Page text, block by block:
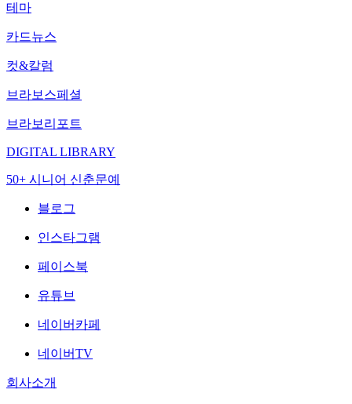
테마
카드뉴스
컷&칼럼
브라보스페셜
브라보리포트
DIGITAL LIBRARY
50+ 시니어 신춘문예
블로그
인스타그램
페이스북
유튜브
네이버카페
네이버TV
회사소개